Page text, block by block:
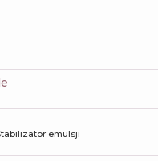
emulsji